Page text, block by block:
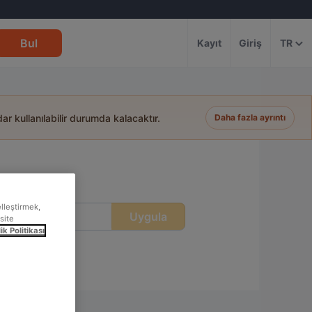
Bul Kayıt Giriş TR
kullanılabilir durumda kalacaktır. Daha fazla ayrıntı
Uygula
Politikası